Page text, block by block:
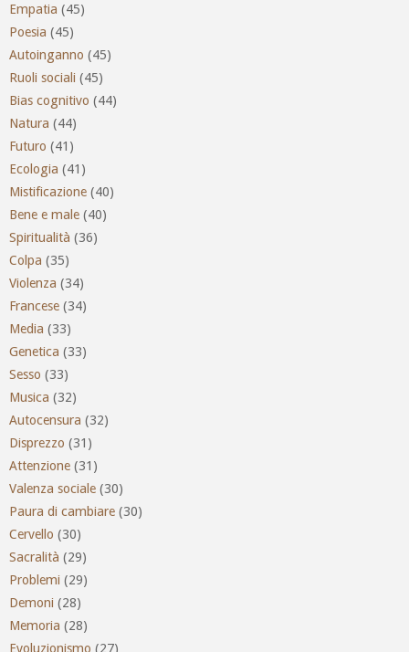
Empatia (45)
Poesia (45)
Autoinganno (45)
Ruoli sociali (45)
Bias cognitivo (44)
Natura (44)
Futuro (41)
Ecologia (41)
Mistificazione (40)
Bene e male (40)
Spiritualità (36)
Colpa (35)
Violenza (34)
Francese (34)
Media (33)
Genetica (33)
Sesso (33)
Musica (32)
Autocensura (32)
Disprezzo (31)
Attenzione (31)
Valenza sociale (30)
Paura di cambiare (30)
Cervello (30)
Sacralità (29)
Problemi (29)
Demoni (28)
Memoria (28)
Evoluzionismo (27)